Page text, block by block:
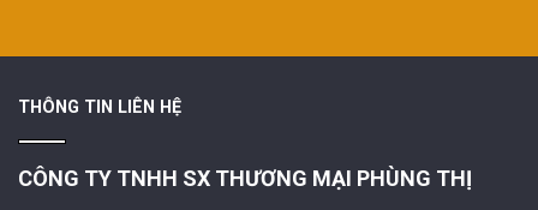
THÔNG TIN LIÊN HỆ
CÔNG TY TNHH SX THƯƠNG MẠI PHÙNG THỊ